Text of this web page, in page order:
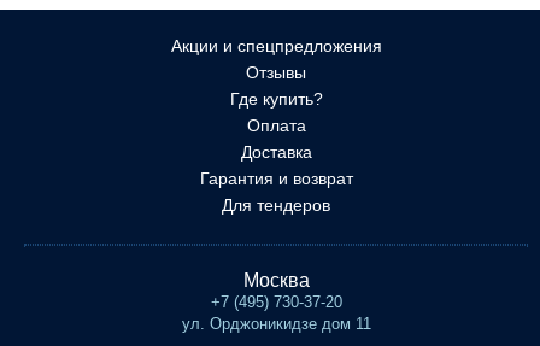
Акции и спецпредложения
Отзывы
Где купить?
Оплата
Доставка
Гарантия и возврат
Для тендеров
Москва
+7 (495) 730-37-20
ул. Орджоникидзе дом 11